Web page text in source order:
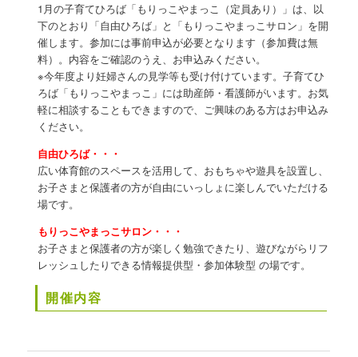
1月の子育てひろば「もりっこやまっこ（定員あり）」は、以
下のとおり「自由ひろば」と「もりっこやまっこサロン」を開
催します。参加には事前申込が必要となります（参加費は無
料）。内容をご確認のうえ、お申込みください。
※今年度より妊婦さんの見学等も受け付けています。子育てひ
ろば「もりっこやまっこ」には助産師・看護師がいます。お気
軽に相談することもできますので、ご興味のある方はお申込み
ください。
自由ひろば・・・
広い体育館のスペースを活用して、おもちゃや遊具を設置し、
お子さまと保護者の方が自由にいっしょに楽しんでいただける
場です。
もりっこやまっこサロン・・・
お子さまと保護者の方が楽しく勉強できたり、遊びながらリフ
レッシュしたりできる情報提供型・参加体験型 の場です。
開催内容